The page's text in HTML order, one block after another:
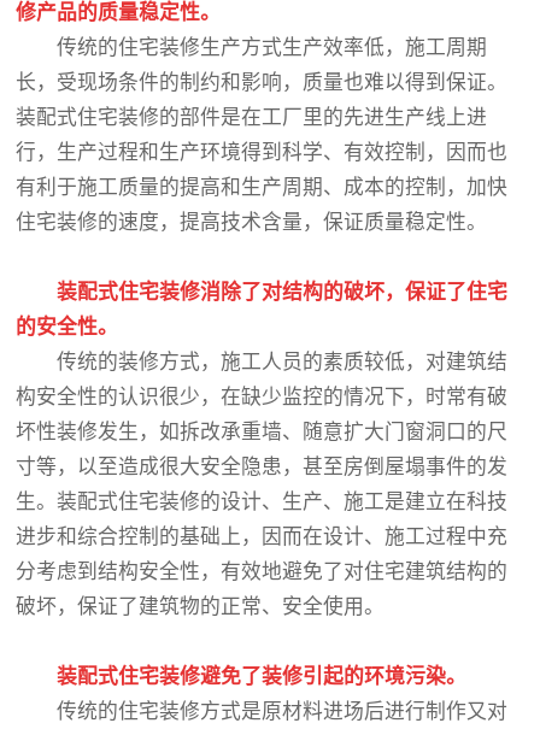
修产品的质量稳定性。
传统的住宅装修生产方式生产效率低，施工周期
长，受现场条件的制约和影响，质量也难以得到保证。
装配式住宅装修的部件是在工厂里的先进生产线上进
行，生产过程和生产环境得到科学、有效控制，因而也
有利于施工质量的提高和生产周期、成本的控制，加快
住宅装修的速度，提高技术含量，保证质量稳定性。
装配式住宅装修消除了对结构的破坏，保证了住宅
的安全性。
传统的装修方式，施工人员的素质较低，对建筑结
构安全性的认识很少，在缺少监控的情况下，时常有破
坏性装修发生，如拆改承重墙、随意扩大门窗洞口的尺
寸等，以至造成很大安全隐患，甚至房倒屋塌事件的发
生。装配式住宅装修的设计、生产、施工是建立在科技
进步和综合控制的基础上，因而在设计、施工过程中充
分考虑到结构安全性，有效地避免了对住宅建筑结构的
破坏，保证了建筑物的正常、安全使用。
装配式住宅装修避免了装修引起的环境污染。
传统的住宅装修方式是原材料进场后进行制作又对